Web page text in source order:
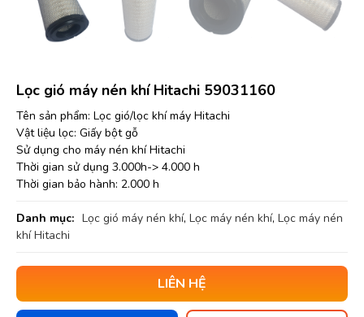
Lọc gió máy nén khí Hitachi 59031160
Tên sản phẩm: Lọc gió/lọc khí máy Hitachi
Vật liệu lọc: Giấy bột gỗ
Sử dụng cho máy nén khí Hitachi
Thời gian sử dụng 3.000h-> 4.000 h
Thời gian bảo hành: 2.000 h
Danh mục: Lọc gió máy nén khí, Lọc máy nén khí, Lọc máy nén
khí Hitachi
LIÊN HỆ